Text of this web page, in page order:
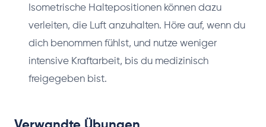
Isometrische Haltepositionen können dazu
verleiten, die Luft anzuhalten. Höre auf, wenn du
dich benommen fühlst, und nutze weniger
intensive Kraftarbeit, bis du medizinisch
freigegeben bist.